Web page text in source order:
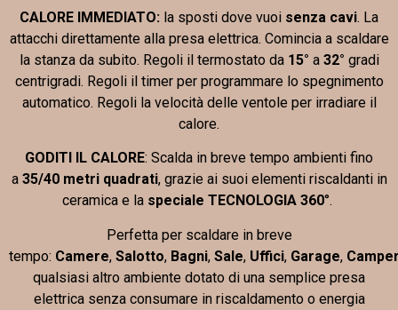
CALORE IMMEDIATO: la sposti dove vuoi senza cavi. La
attacchi direttamente alla presa elettrica. Comincia a scaldare
la stanza da subito. Regoli il termostato da 15° a 32° gradi
centrigradi. Regoli il timer per programmare lo spegnimento
automatico. Regoli la velocità delle ventole per irradiare il
calore.
GODITI IL CALORE: Scalda in breve tempo ambienti fino
a 35/40 metri quadrati, grazie ai suoi elementi riscaldanti in
ceramica e la speciale TECNOLOGIA 360°.
Perfetta per scaldare in breve
tempo: Camere, Salotto, Bagni, Sale, Uffici, Garage,
qualsiasi altro ambiente dotato di una semplice presa
elettrica senza consumare in riscaldamento o energia